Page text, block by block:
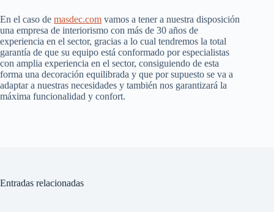
En el caso de masdec.com vamos a tener a nuestra disposición
una empresa de interiorismo con más de 30 años de
experiencia en el sector, gracias a lo cual tendremos la total
garantía de que su equipo está conformado por especialistas
con amplia experiencia en el sector, consiguiendo de esta
forma una decoración equilibrada y que por supuesto se va a
adaptar a nuestras necesidades y también nos garantizará la
máxima funcionalidad y confort.
Entradas relacionadas